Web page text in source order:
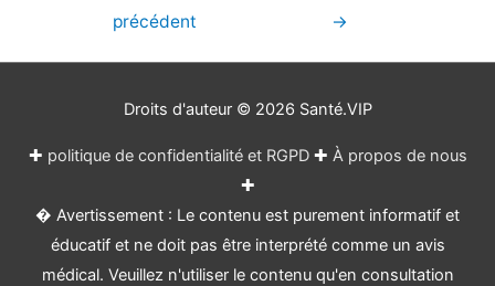
précédent
→
Droits d'auteur © 2026 Santé.VIP
✚ politique de confidentialité et RGPD✚ À propos de nous
✚
� Avertissement : Le contenu est purement informatif et
éducatif et ne doit pas être interprété comme un avis
médical. Veuillez n'utiliser le contenu qu'en consultation